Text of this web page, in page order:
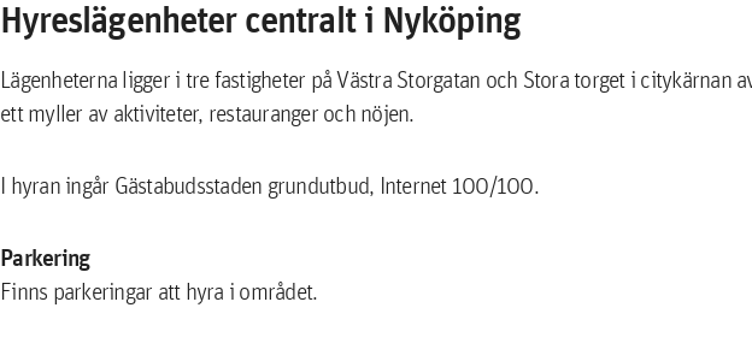
Hyreslägenheter centralt i Nyköping
Lägenheterna ligger i tre fastigheter på Västra Storgatan och Stora torget i citykärnan
ett myller av aktiviteter, restauranger och nöjen.
I hyran ingår Gästabudsstaden grundutbud, Internet 100/100.
Parkering
Finns parkeringar att hyra i området.